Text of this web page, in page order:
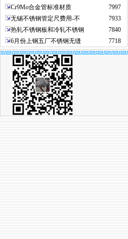
Cr9Mo合金管标准材质
7997
无锡不锈钢管定尺费用-不
7933
热轧不锈钢板和冷轧不锈钢
7840
6月份上钢五厂不锈钢无缝
7718